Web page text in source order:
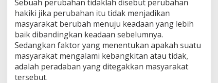
Sebuah perubahan tidaklah disebut perubahan
hakiki jika perubahan itu tidak menjadikan
masyarakat berubah menuju keadaan yang lebih
baik dibandingkan keadaan sebelumnya.
Sedangkan faktor yang menentukan apakah suatu
masyarakat mengalami kebangkitan atau tidak,
adalah peradaban yang ditegakkan masyarakat
tersebut.